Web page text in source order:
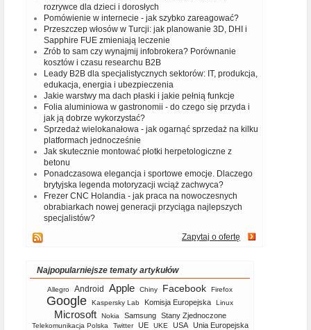
rozrywce dla dzieci i dorosłych
Pomówienie w internecie - jak szybko zareagować?
Przeszczep włosów w Turcji: jak planowanie 3D, DHI i
Sapphire FUE zmieniają leczenie
Zrób to sam czy wynajmij infobrokera? Porównanie
kosztów i czasu researchu B2B
Leady B2B dla specjalistycznych sektorów: IT, produkcja,
edukacja, energia i ubezpieczenia
Jakie warstwy ma dach płaski i jakie pełnią funkcje
Folia aluminiowa w gastronomii - do czego się przyda i
jak ją dobrze wykorzystać?
Sprzedaż wielokanałowa - jak ogarnąć sprzedaż na kilku
platformach jednocześnie
Jak skutecznie montować płotki herpetologiczne z
betonu
Ponadczasowa elegancja i sportowe emocje. Dlaczego
brytyjska legenda motoryzacji wciąż zachwyca?
Frezer CNC Holandia - jak praca na nowoczesnych
obrabiarkach nowej generacji przyciąga najlepszych
specjalistów?
Zapytaj o ofertę
Najpopularniejsze tematy artykułów
Allegro Android Apple Chiny Facebook Firefox
Google Kaspersky Lab Komisja Europejska Linux
Microsoft Nokia Samsung Stany Zjednoczone
Telekomunikacja Polska Twitter UE UKE USA Unia Europejska